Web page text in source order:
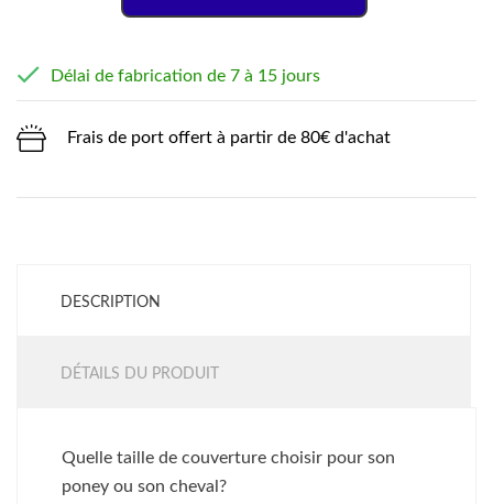
 Délai de fabrication de 7 à 15 jours
Frais de port offert à partir de 80€ d'achat
DESCRIPTION
DÉTAILS DU PRODUIT
Quelle taille de couverture choisir pour son
poney ou son cheval?